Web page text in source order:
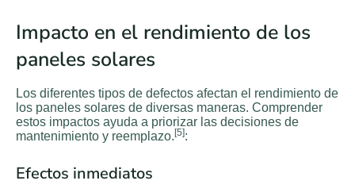
Impacto en el rendimiento de los
paneles solares
Los diferentes tipos de defectos afectan el rendimiento de
los paneles solares de diversas maneras. Comprender
estos impactos ayuda a priorizar las decisiones de
mantenimiento y reemplazo. [5]:
Efectos inmediatos